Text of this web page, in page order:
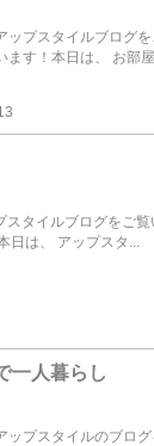
ップスタイルブログ
ます！本日は、 お部
スタイルブログをご
日は、 アップスタ...
一人暮らし
ップスタイルのブロ